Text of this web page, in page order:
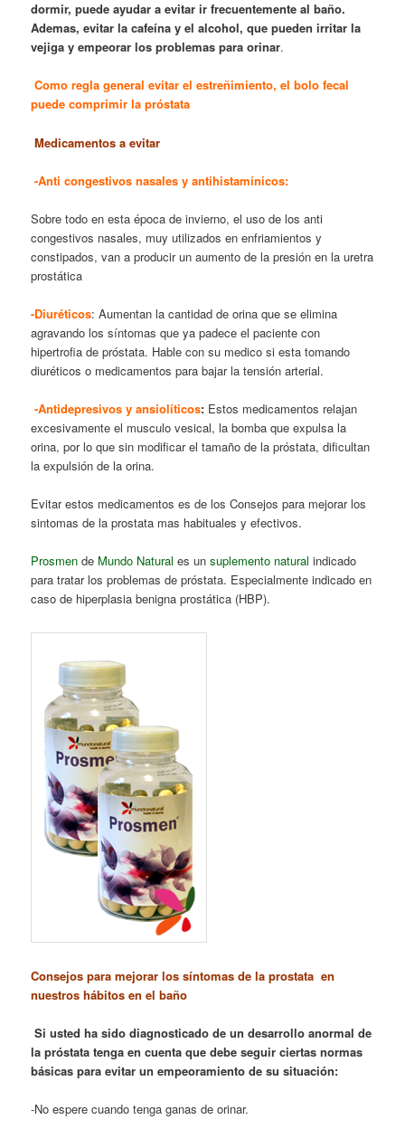
dormir, puede ayudar a evitar ir frecuentemente al baño.
Ademas, evitar la cafeína y el alcohol, que pueden irritar la
vejiga y empeorar los problemas para orinar.
Como regla general evitar el estreñimiento, el bolo fecal
puede comprimir la próstata
Medicamentos a evitar
-Anti congestivos nasales y antihistamínicos:
Sobre todo en esta época de invierno, el uso de los anti
congestivos nasales, muy utilizados en enfriamientos y
constipados, van a producir un aumento de la presión en la uretra
prostática
-Diuréticos: Aumentan la cantidad de orina que se elimina
agravando los síntomas que ya padece el paciente con
hipertrofia de próstata. Hable con su medico si esta tomando
diuréticos o medicamentos para bajar la tensión arterial.
-Antidepresivos y ansiolíticos: Estos medicamentos relajan
excesivamente el musculo vesical, la bomba que expulsa la
orina, por lo que sin modificar el tamaño de la próstata, dificultan
la expulsión de la orina.
Evitar estos medicamentos es de los Consejos para mejorar los
sintomas de la prostata mas habituales y efectivos.
Prosmen de Mundo Naturales unsuplemento naturalindicado
para tratar los problemas de próstata. Especialmente indicado en
caso de hiperplasia benigna prostática (HBP).
Consejos para mejorar los síntomas de la prostata en
nuestros hábitos en el baño
Si usted ha sido diagnosticado de un desarrollo anormal de
la próstata tenga en cuenta que debe seguir ciertas normas
básicas para evitar un empeoramiento de su situación:
-No espere cuando tenga ganas de orinar.